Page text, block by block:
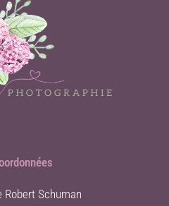
Robert Schuman